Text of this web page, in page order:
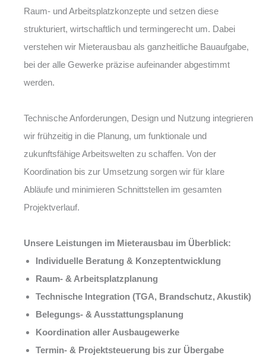
Raum- und Arbeitsplatzkonzepte und setzen diese
strukturiert, wirtschaftlich und termingerecht um. Dabei
verstehen wir Mieterausbau als ganzheitliche Bauaufgabe,
bei der alle Gewerke präzise aufeinander abgestimmt
werden.
Technische Anforderungen, Design und Nutzung integrieren
wir frühzeitig in die Planung, um funktionale und
zukunftsfähige Arbeitswelten zu schaffen. Von der
Koordination bis zur Umsetzung sorgen wir für klare
Abläufe und minimieren Schnittstellen im gesamten
Projektverlauf.
Unsere Leistungen im Mieterausbau im Überblick:
Individuelle Beratung & Konzeptentwicklung
Raum- & Arbeitsplatzplanung
Technische Integration (TGA, Brandschutz, Akustik)
Belegungs- & Ausstattungsplanung
Koordination aller Ausbaugewerke
Termin- & Projektsteuerung bis zur Übergabe